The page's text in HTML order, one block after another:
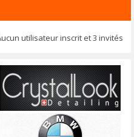
utilisateur inscrit et 3 invités